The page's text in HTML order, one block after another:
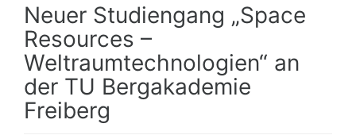
Neuer Studiengang „Space
Resources –
Weltraumtechnologien“ an
der TU Bergakademie
Freiberg